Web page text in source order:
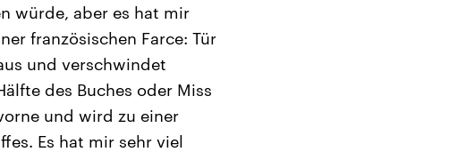
würde, aber es hat mir
französischen Farce: Tür
und verschwindet
des Buches oder Miss
und wird zu einer
Es hat mir sehr viel